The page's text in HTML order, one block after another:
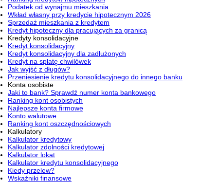
Podatek od wynajmu mieszkania
Wkład własny przy kredycie hipotecznym 2026
Sprzedaż mieszkania z kredytem
Kredyt hipoteczny dla pracujących za granicą
Kredyty konsolidacyjne
Kredyt konsolidacyjny
Kredyt konsolidacyjny dla zadłużonych
Kredyt na spłatę chwilówek
Jak wyjść z długów?
Przeniesienie kredytu konsolidacyjnego do innego banku
Konta osobiste
Jaki to bank? Sprawdź numer konta bankowego
Ranking kont osobistych
Najlepsze konta firmowe
Konto walutowe
Ranking kont oszczędnościowych
Kalkulatory
Kalkulator kredytowy
Kalkulator zdolności kredytowej
Kalkulator lokat
Kalkulator kredytu konsolidacyjnego
Kiedy przelew?
Wskaźniki finansowe